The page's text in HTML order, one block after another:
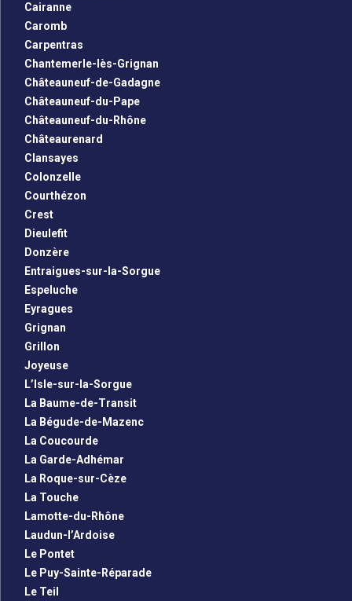
Cairanne
Caromb
Carpentras
Chantemerle-lès-Grignan
Châteauneuf-de-Gadagne
Châteauneuf-du-Pape
Châteauneuf-du-Rhône
Châteaurenard
Clansayes
Colonzelle
Courthézon
Crest
Dieulefit
Donzère
Entraigues-sur-la-Sorgue
Espeluche
Eyragues
Grignan
Grillon
Joyeuse
L’Isle-sur-la-Sorgue
La Baume-de-Transit
La Bégude-de-Mazenc
La Coucourde
La Garde-Adhémar
La Roque-sur-Cèze
La Touche
Lamotte-du-Rhône
Laudun-l’Ardoise
Le Pontet
Le Puy-Sainte-Réparade
Le Teil